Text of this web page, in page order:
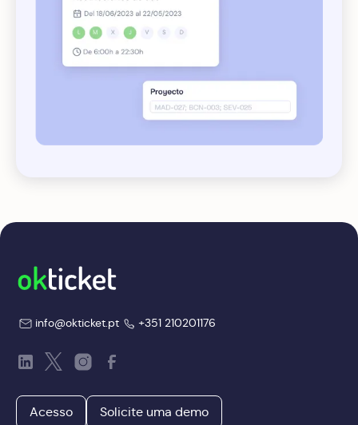
info@okticket.pt +351 210201176
Acesso Solicite uma demo